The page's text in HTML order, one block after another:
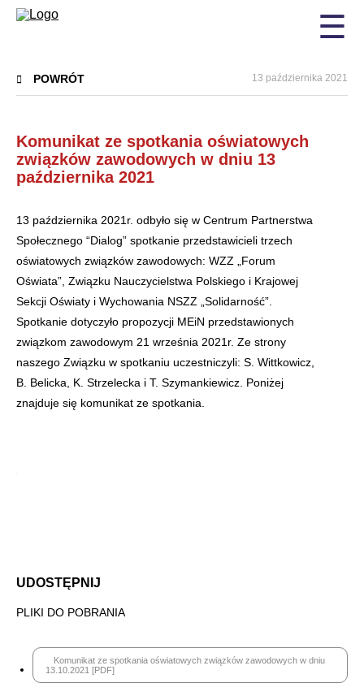
☰
POWRÓT 13 października 2021
Komunikat ze spotkania oświatowych
związków zawodowych w dniu 13
października 2021
13 października 2021r. odbyło się w Centrum Partnerstwa
Społecznego “Dialog” spotkanie przedstawicieli trzech
oświatowych związków zawodowych: WZZ „Forum
Oświata”, Związku Nauczycielstwa Polskiego i Krajowej
Sekcji Oświaty i Wychowania NSZZ „Solidarność”.
Spotkanie dotyczyło propozycji MEiN przedstawionych
związkom zawodowym 21 września 2021r. Ze strony
naszego Związku w spotkaniu uczestniczyli: S. Wittkowicz,
B. Belicka, K. Strzelecka i T. Szymankiewicz. Poniżej
znajduje się komunikat ze spotkania.
UDOSTĘPNIJ
PLIKI DO POBRANIA
Komunikat ze spotkania oświatowych związków zawodowych w dniu
13.10.2021 [PDF]